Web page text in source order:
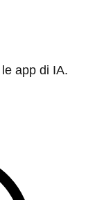
app di IA.